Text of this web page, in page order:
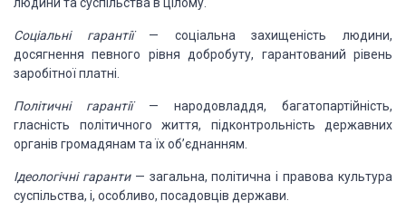
Соціальні гарантії — соціальна захищеність людини,
досягнення певного рівня добробуту, гарантований рівень
заробітної платні.
Політичні гарантії — народовладдя, багатопартій­ність,
гласність політичного життя, підконтрольність дер­жавних
органів громадянам та їхоб’єднанням.
Ідеологічні гаранти — загальна, політична і правовакультура
суспільства, і, особливо, посадовців держави.